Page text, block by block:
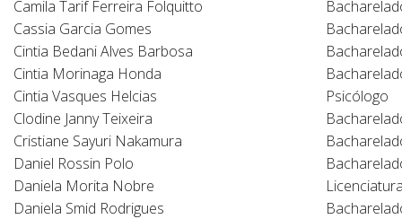
Camila Tarif Ferreira Folquitto
Cassia Garcia Gomes
Cintia Bedani Alves Barbosa
Cintia Morinaga Honda
Cintia Vasques Helcias
Psicólogo
Clodine Janny Teixeira
Cristiane Sayuri Nakamura
Daniel Rossin Polo
Daniela Morita Nobre
Daniela Smid Rodrigues